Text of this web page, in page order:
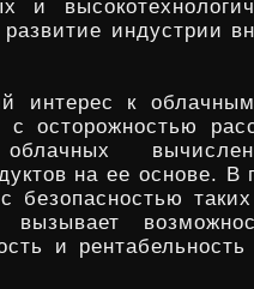
и
индустрии
интерес к
осторожностью
на ее основе. В
безопасностью
вызывает
и